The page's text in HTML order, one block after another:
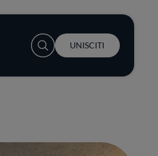
User account menu
UNISCITI